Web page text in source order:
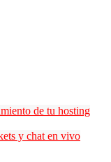
de tu hosting
y chat en vivo